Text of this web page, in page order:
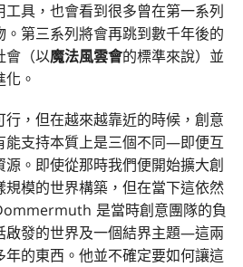
具，也會看到很多曾在第一系列
第三系列將會再跳到數千年後的
會（以魔法風雲會的標準來說）並
。
，但在越來越靠近的時候，創意
能支持本質上是三個不同—即便互
。即使從那時我們便開始擴大創
模的世界構築，但在當下這依然
是當時創意團隊的負
啟發的世界及一個結界主題—這兩
的東西。他並不確定要如何讓這